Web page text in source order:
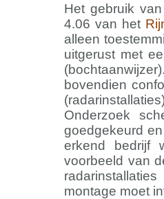
Het gebruik
4.06 van het
alleen
uitgerust met
bovendien
Onderzoek
goedgekeurd
erkend bedrijf
voorbeeld van
montage moet